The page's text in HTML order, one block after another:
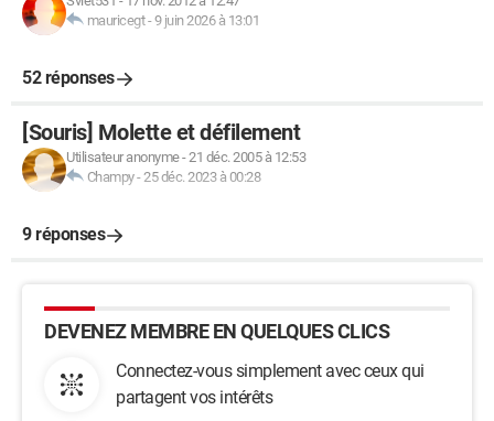
mauricegt-9 juin 2026 à 13:01
52 réponses
[Souris] Molette et défilement
Utilisateur anonyme-21 déc. 2005 à 12:53
Champy-25 déc. 2023 à 00:28
9 réponses
DEVENEZ MEMBRE EN QUELQUES CLICS
Connectez-vous simplement avec ceux qui
partagent vos intérêts